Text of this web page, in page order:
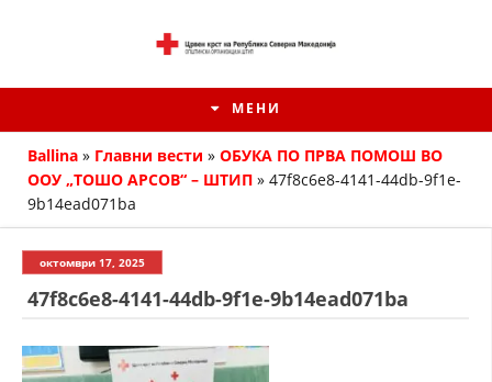
МЕНИ
Ballina » Главни вести » ОБУКА ПО ПРВА ПОМОШ ВО
ООУ „ТОШО АРСОВ“ – ШТИП » 47f8c6e8-4141-44db-9f1e-
9b14ead071ba
октомври 17, 2025
47f8c6e8-4141-44db-9f1e-9b14ead071ba